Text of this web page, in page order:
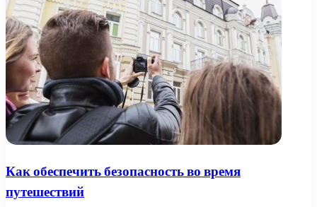
Как обеспечить безопасность во время
путешествий